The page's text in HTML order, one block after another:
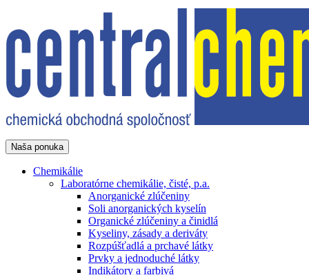
Naša ponuka
Chemikálie
Laboratórne chemikálie, čisté, p.a.
Anorganické zlúčeniny
Soli anorganických kyselín
Organické zlúčeniny a činidlá
Kyseliny, zásady a deriváty
Rozpúšťadlá a prchavé látky
Prvky a jednoduché látky
Indikátory a farbivá